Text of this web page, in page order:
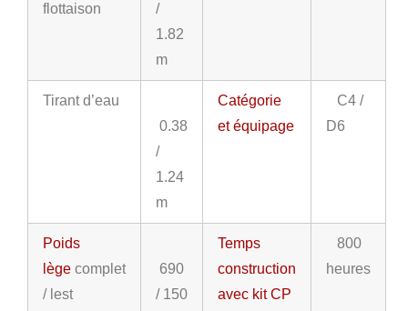
flottaison
/
1.82
m
Tirant d’eau
0.38
/
1.24
m
Catégorie
et équipage
C4 /
D6
Poids
lège complet
/ lest
690
/ 150
Temps
construction
avec kit CP
800
heures